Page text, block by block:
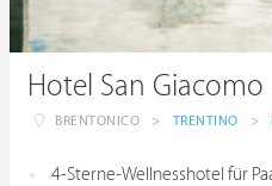
Hotel San Giacomo
BRENTONICO > TRENTINO >
4-Sterne-Wellnesshotel für